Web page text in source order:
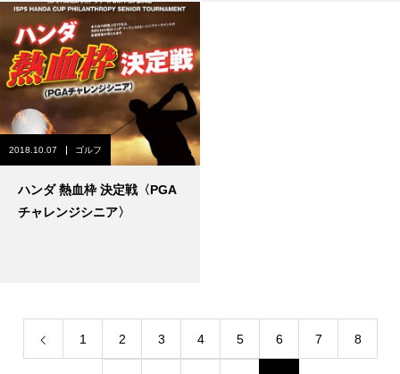
2018.10.07 ゴルフ
ハンダ 熱血枠 決定戦〈PGA
チャレンジシニア〉
1 2 3 4 5 6 7 8